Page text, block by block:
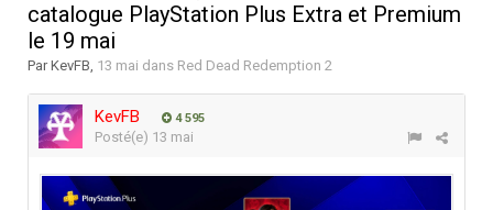
catalogue PlayStation Plus Extra et Premium
le 19 mai
ParKevFB 13 mai dans Red Dead Redemption 2
KevFB 4 595
Posté(e) 13 mai